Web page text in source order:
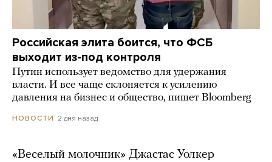
Российская элита боится, что ФСБ
выходит из-под контроля
Путин использует ведомство для удержания
власти. И все чаще склоняется к усилению
давления на бизнес и общество, пишет Bloomberg
НОВОСТИ 2 дня назад
«Веселый молочник» Джастас Уолкер